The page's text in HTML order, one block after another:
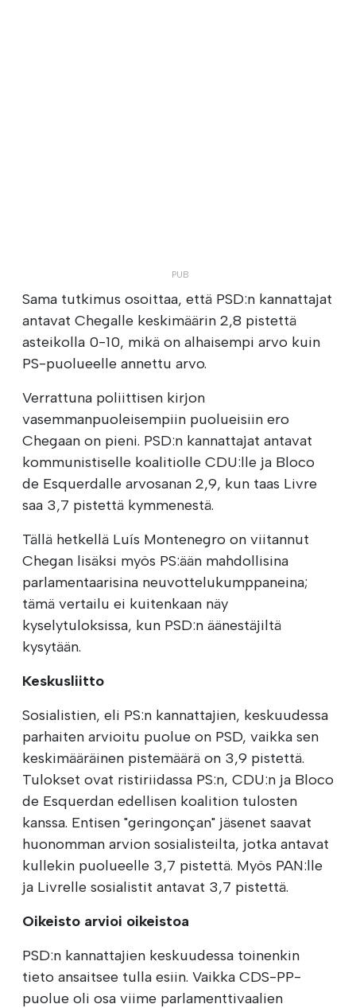
Sama tutkimus osoittaa, että PSD:n kannattajat
antavat Chegalle keskimäärin 2,8 pistettä
asteikolla 0-10, mikä on alhaisempi arvo kuin
PS-puolueelle annettu arvo.
Verrattuna poliittisen kirjon
vasemmanpuoleisempiin puolueisiin ero
Chegaan on pieni. PSD:n kannattajat antavat
kommunistiselle koalitiolle CDU:lle ja Bloco
de Esquerdalle arvosanan 2,9, kun taas Livre
saa 3,7 pistettä kymmenestä.
Tällä hetkellä Luís Montenegro on viitannut
Chegan lisäksi myös PS:ään mahdollisina
parlamentaarisina neuvottelukumppaneina;
tämä vertailu ei kuitenkaan näy
kyselytuloksissa, kun PSD:n äänestäjiltä
kysytään.
Keskusliitto
Sosialistien, eli PS:n kannattajien, keskuudessa
parhaiten arvioitu puolue on PSD, vaikka sen
keskimääräinen pistemäärä on 3,9 pistettä.
Tulokset ovat ristiriidassa PS:n, CDU:n ja Bloco
de Esquerdan edellisen koalition tulosten
kanssa. Entisen "geringonçan" jäsenet saavat
huonomman arvion sosialisteilta, jotka antavat
kullekin puolueelle 3,7 pistettä. Myös PAN:lle
ja Livrelle sosialistit antavat 3,7 pistettä.
Oikeisto arvioi oikeistoa
PSD:n kannattajien keskuudessa toinenkin
tieto ansaitsee tulla esiin. Vaikka CDS-PP-
puolue oli osa viime parlamenttivaalien